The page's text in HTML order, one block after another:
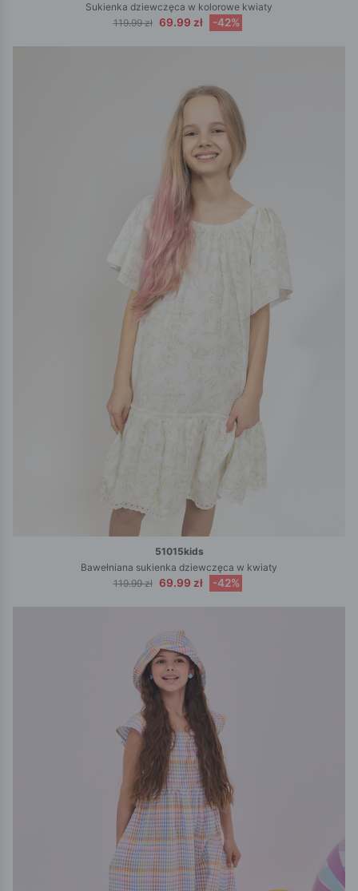
Sukienka dziewczęca w kolorowe kwiaty
119.99 zł 69.99 zł -42%
51015kids
Bawełniana sukienka dziewczęca w kwiaty
119.99 zł 69.99 zł -42%